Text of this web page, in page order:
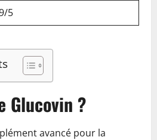
5
Glucovin ?
avancé pour la